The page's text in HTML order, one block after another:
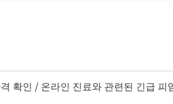
확인 / 온라인 진료와 관련된 긴급